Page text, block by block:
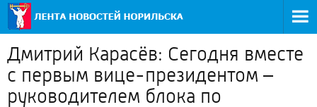
Дмитрий Карасёв: Сегодня вместе
с первым вице-президентом –
руководителем блока по